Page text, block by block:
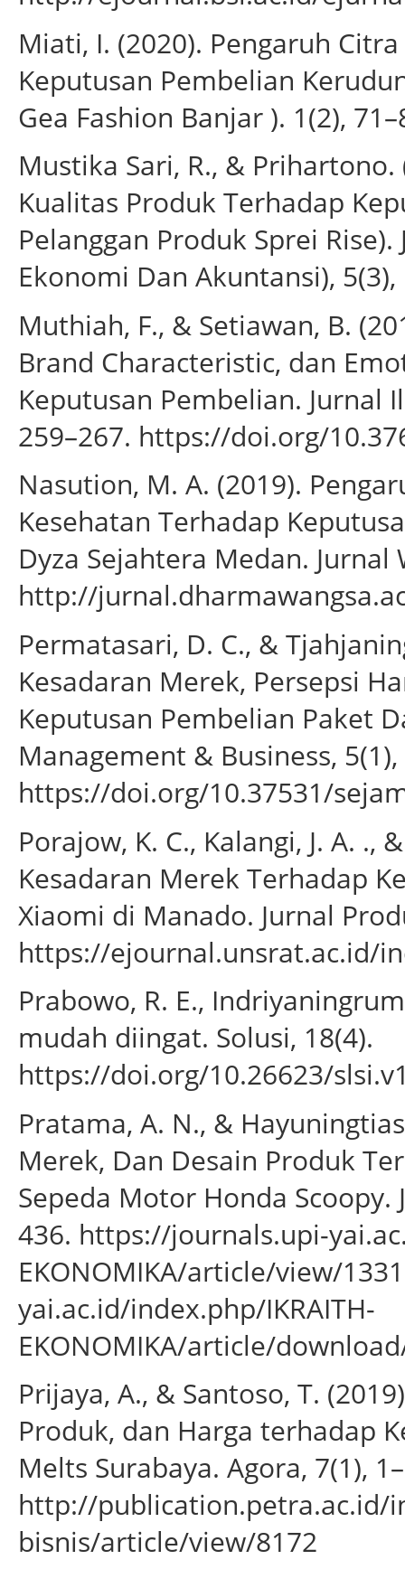
Miati, I. (2020). Pengaruh
Keputusan Pembelian
Gea Fashion Banjar ). 1(2),
Mustika Sari, R., &
Kualitas Produk Terhadap
Pelanggan Produk Sprei
Ekonomi Dan Akuntansi), 5(3),
Muthiah, F., & Setiawan, B.
Brand Characteristic, dan
Keputusan Pembelian. Jurnal
259–267. https://doi.org/
Nasution, M. A. (2019).
Kesehatan Terhadap
Dyza Sejahtera Medan. Jurnal
http://
Permatasari, D. C., &
Kesadaran Merek, Persepsi
Keputusan Pembelian Paket
Management & Business,
https://doi.org/10.37531/
Porajow, K. C., Kalangi, J. A. .,
Kesadaran Merek Terhadap
Xiaomi di Manado. Jurnal
https://ejournal.unsrat.ac.id/
Prabowo, R. E.,
mudah diingat. Solusi, 18(4).
https://doi.org/10.26623/
Pratama, A. N., &
Merek, Dan Desain Produk
Sepeda Motor Honda
436. https://journals.upi-
EKONOMIKA/article/view/
yai.ac.id/index.php/IKRAITH-
EKONOMIKA/article/
Prijaya, A., & Santoso, T.
Produk, dan Harga terhadap
Melts Surabaya. Agora, 7(1),
http://publication.petra.ac.id/
bisnis/article/view/8172